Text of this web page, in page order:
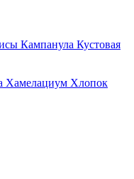
Кампанула Кустовая
Хамелациум Хлопок